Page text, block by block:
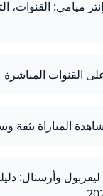
ميامي: القنوات،
القنوات المباشرة
المباراة بثقة
وأرسنال: